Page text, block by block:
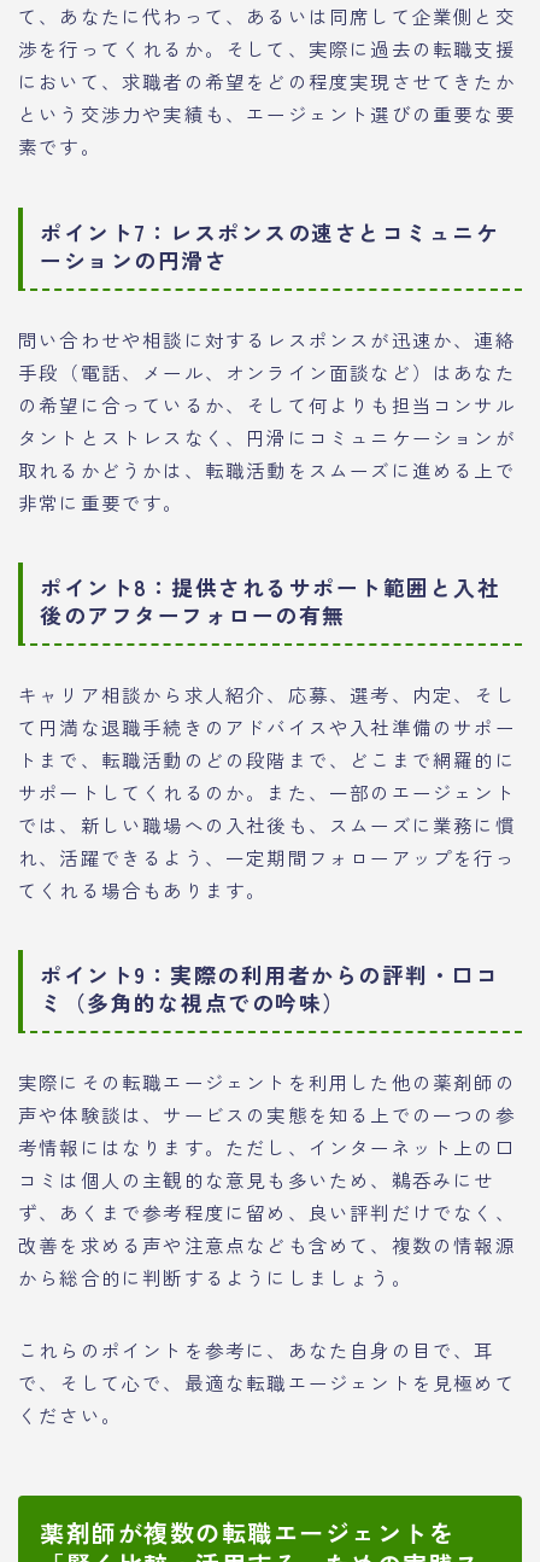
て、あなたに代わって、あるいは同席して企業側と交
渉を行ってくれるか。そして、実際に過去の転職支援
において、求職者の希望をどの程度実現させてきたか
という交渉力や実績も、エージェント選びの重要な要
素です。
ポイント7：レスポンスの速さとコミュニケ
ーションの円滑さ
問い合わせや相談に対するレスポンスが迅速か、連絡
手段（電話、メール、オンライン面談など）はあなた
の希望に合っているか、そして何よりも担当コンサル
タントとストレスなく、円滑にコミュニケーションが
取れるかどうかは、転職活動をスムーズに進める上で
非常に重要です。
ポイント8：提供されるサポート範囲と入社
後のアフターフォローの有無
キャリア相談から求人紹介、応募、選考、内定、そし
て円満な退職手続きのアドバイスや入社準備のサポー
トまで、転職活動のどの段階まで、どこまで網羅的に
サポートしてくれるのか。また、一部のエージェント
では、新しい職場への入社後も、スムーズに業務に慣
れ、活躍できるよう、一定期間フォローアップを行っ
てくれる場合もあります。
ポイント9：実際の利用者からの評判・口コ
ミ（多角的な視点での吟味）
実際にその転職エージェントを利用した他の薬剤師の
声や体験談は、サービスの実態を知る上での一つの参
考情報にはなります。ただし、インターネット上の口
コミは個人の主観的な意見も多いため、鵜呑みにせ
ず、あくまで参考程度に留め、良い評判だけでなく、
改善を求める声や注意点なども含めて、複数の情報源
から総合的に判断するようにしましょう。
これらのポイントを参考に、あなた自身の目で、耳
で、そして心で、最適な転職エージェントを見極めて
ください。
薬剤師が複数の転職エージェントを